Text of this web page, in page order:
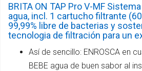
BRITA ON TAP Pro V-MF
agua, incl. 1 cartucho filtrante
99,99% libre de bacterias y
tecnologia de filtración para un
Así de sencillo: ENROSCA en
BEBE agua de buen sabor al